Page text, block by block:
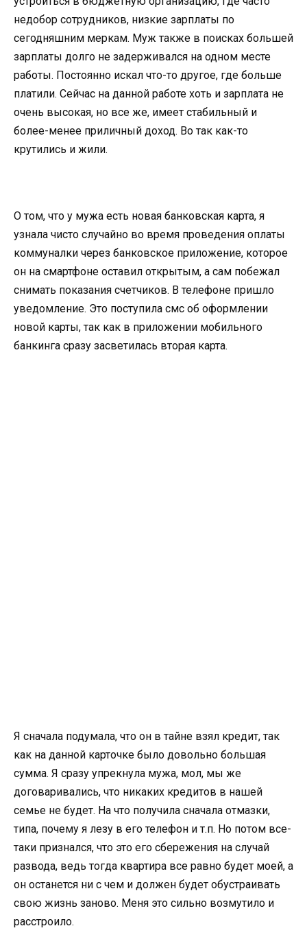
недобор сотрудников, низкие зарплаты по
сегодняшним меркам. Муж также в поисках большей
зарплаты долго не задерживался на одном месте
работы. Постоянно искал что-то другое, где больше
платили. Сейчас на данной работе хоть и зарплата не
очень высокая, но все же, имеет стабильный и
более-менее приличный доход. Во так как-то
крутились и жили.
О том, что у мужа есть новая банковская карта, я
узнала чисто случайно во время проведения оплаты
коммуналки через банковское приложение, которое
он на смартфоне оставил открытым, а сам побежал
снимать показания счетчиков. В телефоне пришло
уведомление. Это поступила смс об оформлении
новой карты, так как в приложении мобильного
банкинга сразу засветилась вторая карта.
Я сначала подумала, что он в тайне взял кредит, так
как на данной карточке было довольно большая
сумма. Я сразу упрекнула мужа, мол, мы же
договаривались, что никаких кредитов в нашей
семье не будет. На что получила сначала отмазки,
типа, почему я лезу в его телефон и т.п. Но потом все-
таки признался, что это его сбережения на случай
развода, ведь тогда квартира все равно будет моей, а
он останется ни с чем и должен будет обустраивать
свою жизнь заново. Меня это сильно возмутило и
расстроило.